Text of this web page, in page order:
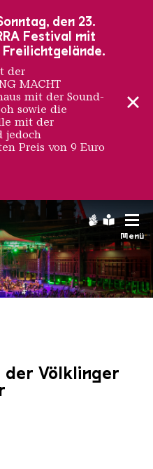
Menü
der Völklinger
den 23.
Festival mit
Freilichtgelände.
der
MACHT
mit der Sound-
sowie die
mit der
jedoch
Preis von 9 Euro